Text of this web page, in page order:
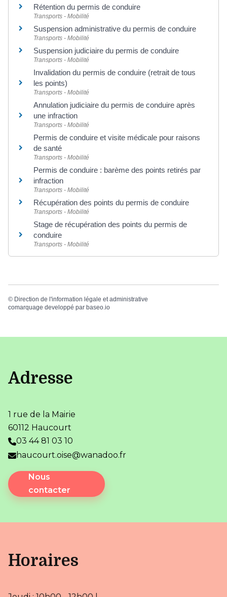
Rétention du permis de conduire
Transports - Mobilité
Suspension administrative du permis de conduire
Transports - Mobilité
Suspension judiciaire du permis de conduire
Transports - Mobilité
Invalidation du permis de conduire (retrait de tous
les points)
Transports - Mobilité
Annulation judiciaire du permis de conduire après
une infraction
Transports - Mobilité
Permis de conduire et visite médicale pour raisons
de santé
Transports - Mobilité
Permis de conduire : barème des points retirés par
infraction
Transports - Mobilité
Récupération des points du permis de conduire
Transports - Mobilité
Stage de récupération des points du permis de
conduire
Transports - Mobilité
© Direction de l'information légale et administrative
comarquage developpé par baseo.io
Adresse
1 rue de la Mairie
60112 Haucourt
03 44 81 03 10
haucourt.oise@wanadoo.fr
Nous
contacter
Horaires